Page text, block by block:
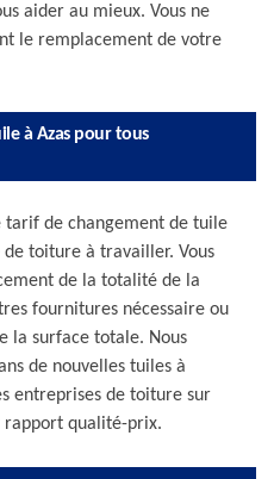
aider au mieux. Vous ne
le remplacement de votre
à Azas pour tous
tarif de changement de tuile
toiture à travailler. Vous
de la totalité de la
fournitures nécessaire ou
la surface totale. Nous
de nouvelles tuiles à
entreprises de toiture sur
rapport qualité-prix.